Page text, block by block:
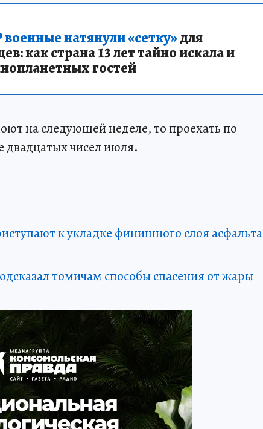
натянули «сетку»для
как страна 13 лет тайно искала и
гостей
на следующей неделе, то проехать по
двадцатых чисел июля.
к укладке финишного слоя асфальта
томичам способы спасения от жары